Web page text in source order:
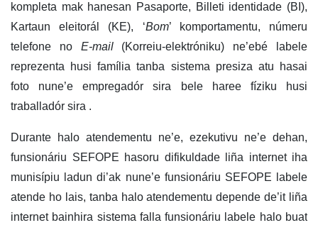
kompleta mak hanesan Pasaporte, Billeti identidade (BI),
Kartaun eleitorál (KE), ‘Bom’ komportamentu, númeru
telefone no E-mail(Korreiu-elektróniku) ne’ebé labele
reprezenta husi família tanba sistema presiza atu hasai
foto nune’e empregadór sira bele haree fíziku husi
traballadór sira .
Durante halo atendementu ne’e, ezekutivu ne’e dehan,
funsionáriu SEFOPE hasoru difikuldade liña internet iha
munisípiu ladun di’ak nune’e funsionáriu SEFOPE labele
atende ho lais, tanba halo atendementu depende de’it liña
internet bainhira sistema falla funsionáriu labele halo buat